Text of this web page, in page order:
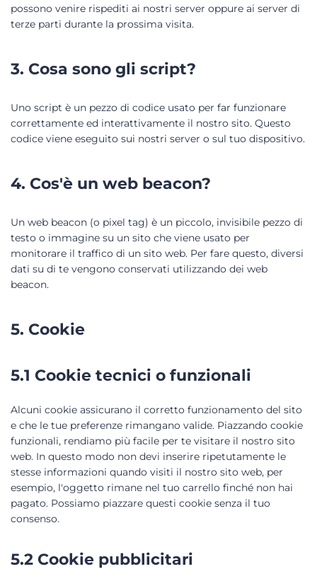
possono venire rispediti ai nostri server oppure ai server di
terze parti durante la prossima visita.
3. Cosa sono gli script?
Uno script è un pezzo di codice usato per far funzionare
correttamente ed interattivamente il nostro sito. Questo
codice viene eseguito sui nostri server o sul tuo dispositivo.
4. Cos'è un web beacon?
Un web beacon (o pixel tag) è un piccolo, invisibile pezzo di
testo o immagine su un sito che viene usato per
monitorare il traffico di un sito web. Per fare questo, diversi
dati su di te vengono conservati utilizzando dei web
beacon.
5. Cookie
5.1 Cookie tecnici o funzionali
Alcuni cookie assicurano il corretto funzionamento del sito
e che le tue preferenze rimangano valide. Piazzando cookie
funzionali, rendiamo più facile per te visitare il nostro sito
web. In questo modo non devi inserire ripetutamente le
stesse informazioni quando visiti il nostro sito web, per
esempio, l'oggetto rimane nel tuo carrello finché non hai
pagato. Possiamo piazzare questi cookie senza il tuo
consenso.
5.2 Cookie pubblicitari